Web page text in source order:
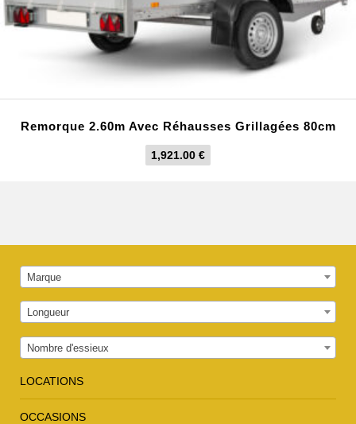
Remorque 2.60m Avec Réhausses Grillagées 80cm
1,921.00 €
Marque
Longueur
Nombre d'essieux
LOCATIONS
OCCASIONS